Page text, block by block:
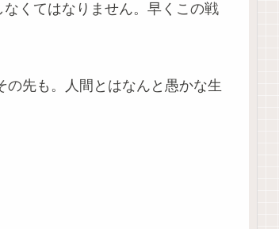
くてはなりません。早くこの戦
先も。人間とはなんと愚かな生